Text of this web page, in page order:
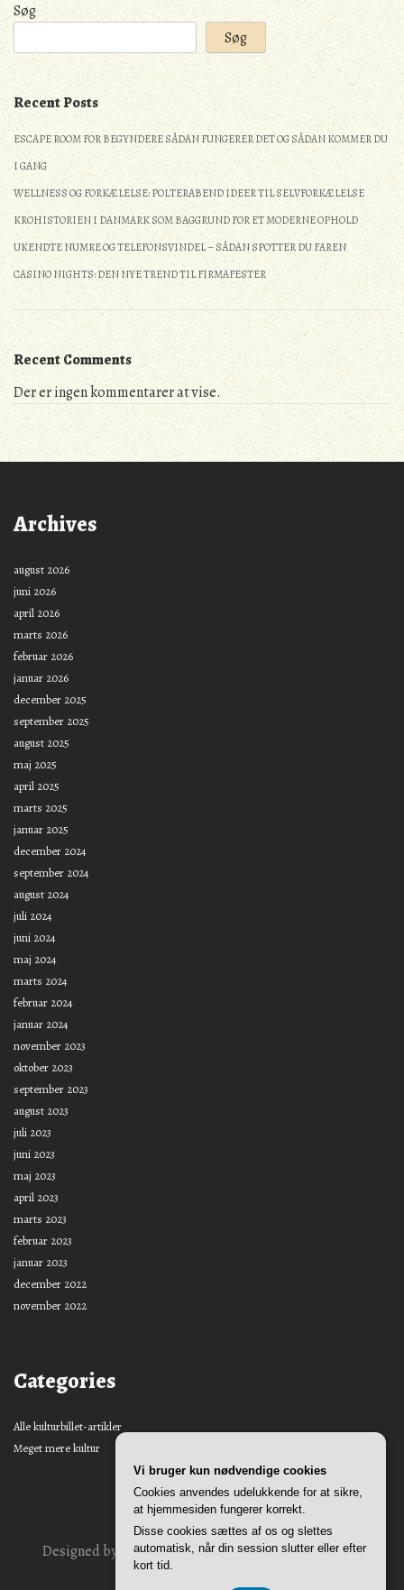
Søg
Søg
Recent Posts
ESCAPE ROOM FOR BEGYNDERE SÅDAN FUNGERER DET OG SÅDAN KOMMER DU
I GANG
WELLNESS OG FORKÆLELSE: POLTERABEND IDEER TIL SELVFORKÆLELSE
KROHISTORIEN I DANMARK SOM BAGGRUND FOR ET MODERNE OPHOLD
UKENDTE NUMRE OG TELEFONSVINDEL – SÅDAN SPOTTER DU FAREN
CASINO NIGHTS: DEN NYE TREND TIL FIRMAFESTER
Recent Comments
Der er ingen kommentarer at vise.
Archives
august 2026
juni 2026
april 2026
marts 2026
februar 2026
januar 2026
december 2025
september 2025
august 2025
maj 2025
april 2025
marts 2025
januar 2025
december 2024
september 2024
august 2024
juli 2024
juni 2024
maj 2024
marts 2024
februar 2024
januar 2024
november 2023
oktober 2023
september 2023
august 2023
juli 2023
juni 2023
maj 2023
april 2023
marts 2023
februar 2023
januar 2023
december 2022
november 2022
Categories
Alle kulturbillet-artikler
Meget mere kultur
Designed by Nasio Themes||Powered byWordPress
Vi bruger kun nødvendige cookies
Cookies anvendes udelukkende for at sikre,
at hjemmesiden fungerer korrekt.
Disse cookies sættes af os og slettes
automatisk, når din session slutter eller efter
kort tid.